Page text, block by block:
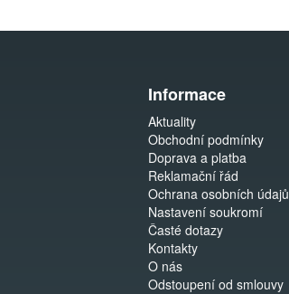
Informace
Aktuality
Obchodní podmínky
Doprava a platba
Reklamační řád
Ochrana osobních údajů
Nastavení soukromí
Časté dotazy
Kontakty
O nás
Odstoupení od smlouvy